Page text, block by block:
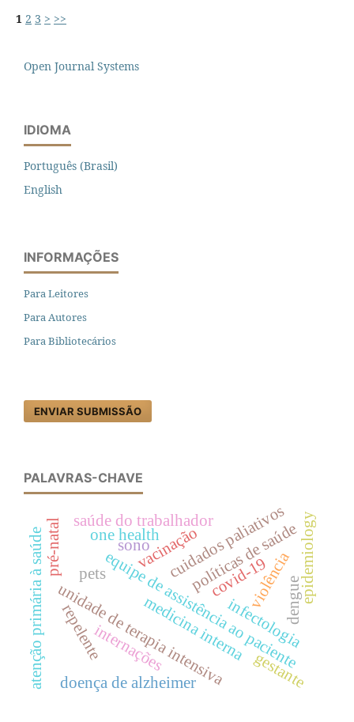
1 2 3 > >>
Open Journal Systems
IDIOMA
Português (Brasil)
English
INFORMAÇÕES
Para Leitores
Para Autores
Para Bibliotecários
ENVIAR SUBMISSÃO
PALAVRAS-CHAVE
equipe de assistência ao paciente
unidade de terapia intensiva
cuidados paliativos
atenção primária à saúde políticas de saúde
vacinação
covid-19
medicina internainfectologia
saúde do trabalhador
sono
doença de alzheimer
repelente
pré-natal
violênciadengue
internações
pets epidemiology
one health
gestante